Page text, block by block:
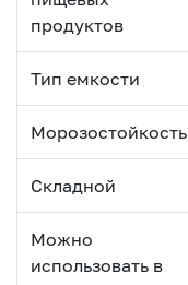
продуктов
Тип емкости
Морозостойкость
Складной
Можно
использовать в